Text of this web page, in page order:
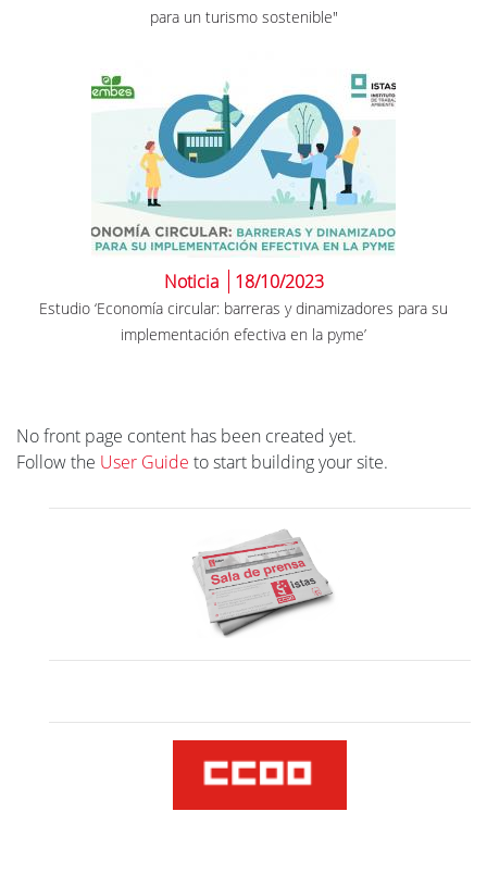
para un turismo sostenible"
Noticia 18/10/2023
Estudio ‘Economía circular: barreras y dinamizadores para su
implementación efectiva en la pyme’
No front page content has been created yet.
Follow the User Guide to start building your site.